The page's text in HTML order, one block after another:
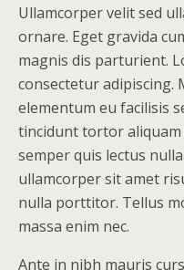
Ullamcorper velit sed
ornare. Eget gravida
magnis dis parturient.
consectetur adipiscing.
elementum eu facilisis
tincidunt tortor aliquam
semper quis lectus
ullamcorper sit amet
nulla porttitor. Tellus
massa enim nec.
Ante in nibh mauris